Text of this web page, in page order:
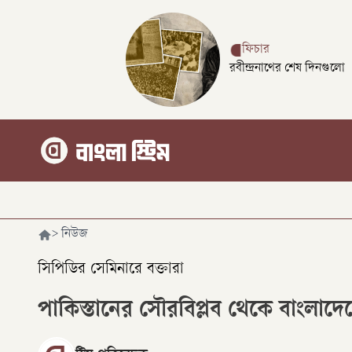
ফিচার
রবীন্দ্রনাথের শেষ দিনগুলো
> নিউজ
সিপিডির সেমিনারে বক্তারা
পাকিস্তানের সৌরবিপ্লব থেকে